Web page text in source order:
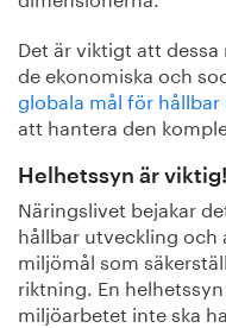
Det är viktigt att
de ekonomiska och
globala mål för
att hantera den
Helhetssyn är viktig!
Näringslivet bejakar
hållbar utveckling och
miljömål som
riktning. En
miljöarbetet inte ska